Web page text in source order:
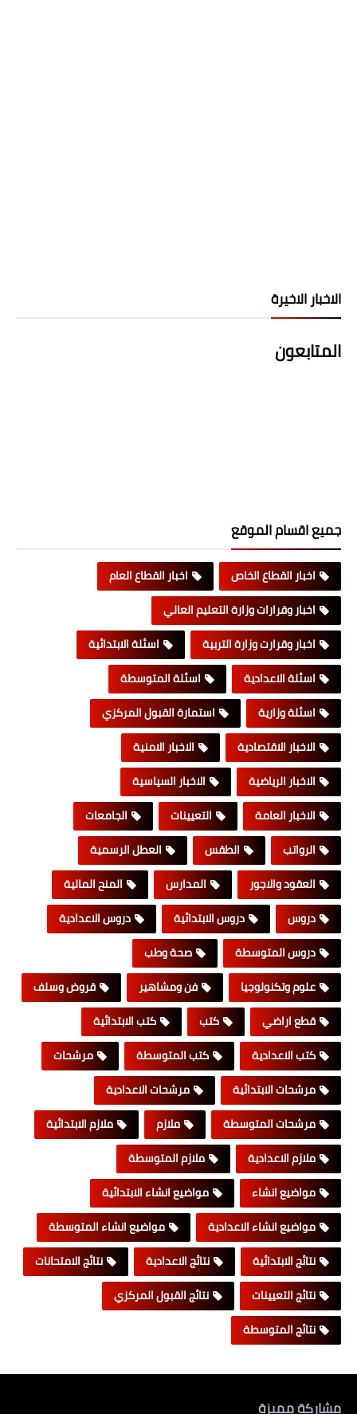
الاخبار الاخيرة
المتابعون
جميع اقسام الموقع
اخبار القطاع الخاص
اخبار القطاع العام
اخبار وقرارات وزارة التعليم العالي
اخبار وقرارت وزارة التربية
اسئلة الابتدائية
اسئلة الاعدادية
اسئلة المتوسطة
اسئلة وزارية
استمارة القبول المركزي
الاخبار الاقتصادية
الاخبار الامنية
الاخبار الرياضية
الاخبار السياسية
الاخبار العامة
التعيينات
الجامعات
الرواتب
الطقس
العطل الرسمية
العقود والاجور
المدارس
المنح المالية
دروس
دروس الابتدائية
دروس الاعدادية
دروس المتوسطة
صحة وطب
علوم وتكنولوجيا
فن ومشاهير
قروض وسلف
قطع اراضي
كتب
كتب الابتدائية
كتب الاعدادية
كتب المتوسطة
مرشحات
مرشحات الابتدائية
مرشحات الاعدادية
مرشحات المتوسطة
ملازم
ملازم الابتدائية
ملازم الاعدادية
ملازم المتوسطة
مواضيع انشاء
مواضيع انشاء الابتدائية
مواضيع انشاء الاعدادية
مواضيع انشاء المتوسطة
نتائج الابتدائية
نتائج الاعدادية
نتائج الامتحانات
نتائج التعيينات
نتائج القبول المركزي
نتائج المتوسطة
مشاركة مميزة